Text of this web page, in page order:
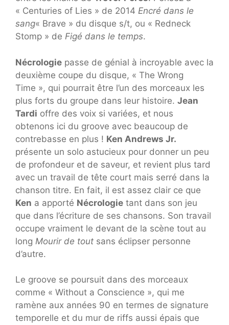
« Centuries of Lies » de 2014 Encré dans le
sang« Brave » du disque s/t, ou « Redneck
Stomp » de Figé dans le temps.
Nécrologie passe de génial à incroyable avec la
deuxième coupe du disque, « The Wrong
Time », qui pourrait être l’un des morceaux les
plus forts du groupe dans leur histoire. Jean
Tardi offre des voix si variées, et nous
obtenons ici du groove avec beaucoup de
contrebasse en plus ! Ken Andrews Jr.
présente un solo astucieux pour donner un peu
de profondeur et de saveur, et revient plus tard
avec un travail de tête court mais serré dans la
chanson titre. En fait, il est assez clair ce que
Ken a apporté Nécrologie tant dans son jeu
que dans l’écriture de ses chansons. Son travail
occupe vraiment le devant de la scène tout au
long Mourir de tout sans éclipser personne
d’autre.
Le groove se poursuit dans des morceaux
comme « Without a Conscience », qui me
ramène aux années 90 en termes de signature
temporelle et du mur de riffs aussi épais que